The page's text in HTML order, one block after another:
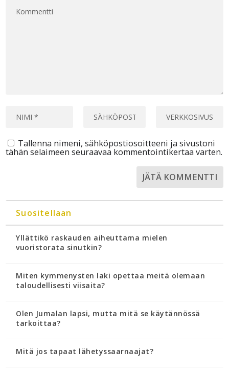
Tallenna nimeni, sähköpostiosoitteeni ja sivustoni
tähän selaimeen seuraavaa kommentointikertaa varten.
Suositellaan
Yllättikö raskauden aiheuttama mielen
vuoristorata sinutkin?
Miten kymmenysten laki opettaa meitä olemaan
taloudellisesti viisaita?
Olen Jumalan lapsi, mutta mitä se käytännössä
tarkoittaa?
Mitä jos tapaat lähetyssaarnaajat?